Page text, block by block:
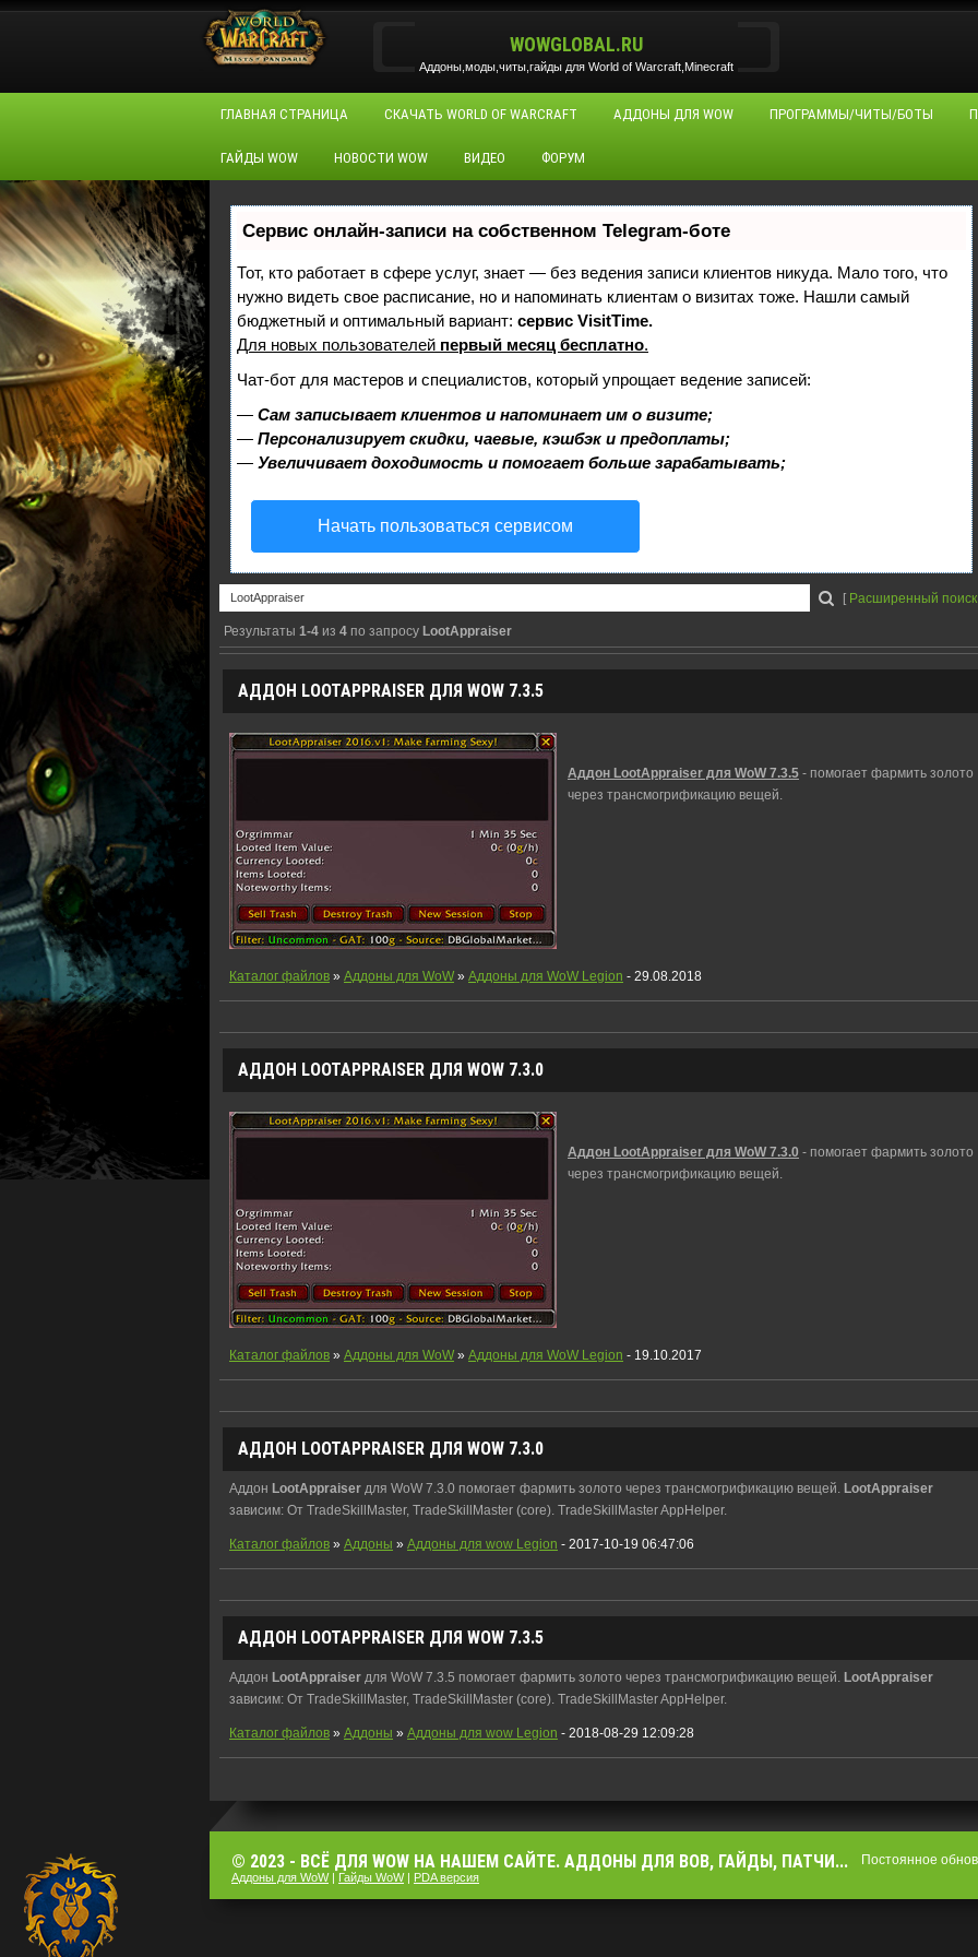
WOWGLOBAL.RU
Аддоны,моды,читы,гайды для World of Warcraft,Minecraft
ГЛАВНАЯ СТРАНИЦА СКАЧАТЬ WORLD OF WARCRAFT АДДОНЫ ДЛЯ WOW ПРОГРАММЫ/ЧИТЫ/БОТЫ
ГАЙДЫ WOW НОВОСТИ WOW ВИДЕО ФОРУМ
Сервис онлайн-записи на собственном Telegram-боте
Тот, кто работает в сфере услуг, знает — без ведения записи клиентов никуда. Мало того, что
нужно видеть свое расписание, но и напоминать клиентам о визитах тоже. Нашли самый
бюджетный и оптимальный вариант: сервис VisitTime.
Для новых пользователей первый месяц бесплатно.
Чат-бот для мастеров и специалистов, который упрощает ведение записей:
— Сам записывает клиентов и напоминает им о визите;
— Персонализирует скидки, чаевые, кэшбэк и предоплаты;
— Увеличивает доходимость и помогает больше зарабатывать;
Начать пользоваться сервисом
[ Расширенный поиск
Результаты 1-4 из 4 по запросу LootAppraiser
АДДОН LOOTAPPRAISER ДЛЯ WOW 7.3.5
Аддон LootAppraiser для WoW 7.3.5 - помогает фармить золото
через трансмогрификацию вещей.
Каталог файлов » Аддоны для WoW » Аддоны для WoW Legion - 29.08.2018
АДДОН LOOTAPPRAISER ДЛЯ WOW 7.3.0
Аддон LootAppraiser для WoW 7.3.0 - помогает фармить золото
через трансмогрификацию вещей.
Каталог файлов » Аддоны для WoW » Аддоны для WoW Legion - 19.10.2017
АДДОН LOOTAPPRAISER ДЛЯ WOW 7.3.0
Аддон LootAppraiser для WoW 7.3.0 помогает фармить золото через трансмогрификацию вещей. LootAppraiser
зависим: От TradeSkillMaster, TradeSkillMaster (core). TradeSkillMaster AppHelper.
Каталог файлов » Аддоны » Аддоны для wow Legion - 2017-10-19 06:47:06
АДДОН LOOTAPPRAISER ДЛЯ WOW 7.3.5
Аддон LootAppraiser для WoW 7.3.5 помогает фармить золото через трансмогрификацию вещей. LootAppraiser
зависим: От TradeSkillMaster, TradeSkillMaster (core). TradeSkillMaster AppHelper.
Каталог файлов » Аддоны » Аддоны для wow Legion - 2018-08-29 12:09:28
© 2023 - ВСЁ ДЛЯ WOW НА НАШЕМ САЙТЕ. АДДОНЫ ДЛЯ ВОВ, ГАЙДЫ, ПАТЧИ...
Аддоны для WoW| Гайды WoW| PDA версия
Постоянное